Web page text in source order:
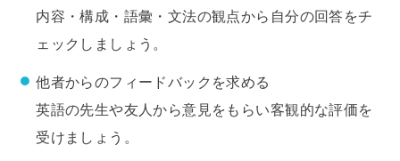
内容・構成・語彙・文法の観点から自分の回答をチ
ェックしましょう。
他者からのフィードバックを求める
英語の先生や友人から意見をもらい客観的な評価を
受けましょう。